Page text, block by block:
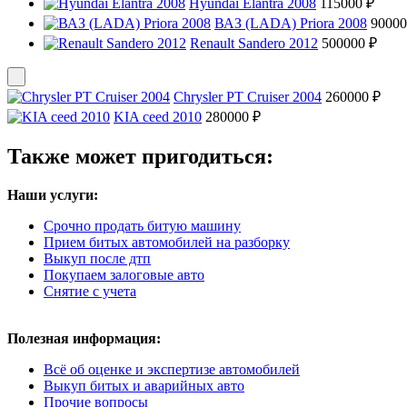
Hyundai Elantra 2008
115000 ₽
ВАЗ (LADA) Priora 2008
Renault Sandero 2012 500000 ₽
Chrysler PT Cruiser 2004 260000 ₽
KIA ceed 2010 280000 ₽
Также может пригодиться:
Наши услуги:
Срочно продать битую машину
Прием битых автомобилей на разборку
Выкуп после дтп
Покупаем залоговые авто
Снятие с учета
Полезная информация:
Всё об оценке и экспертизе автомобилей
Выкуп битых и аварийных авто
Прочие вопросы